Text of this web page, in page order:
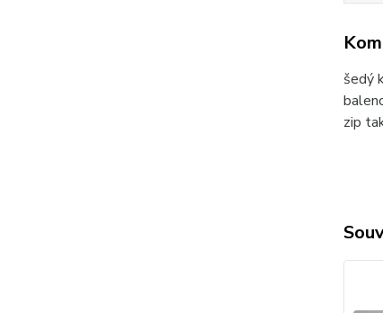
šedý
zip